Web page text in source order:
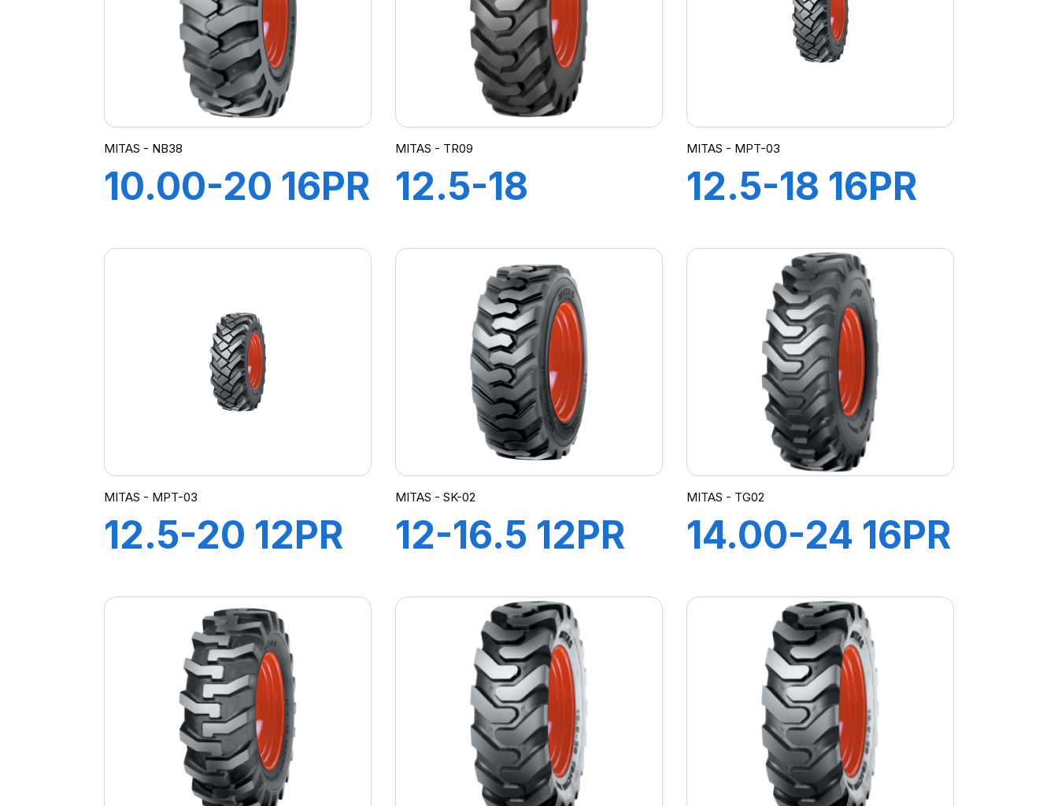
MITAS - NB38
10.00-20 16PR
MITAS - TR09
12.5-18
12PR TL TR-
09 (M-I)
MITAS - MPT-03
12.5-18 16PR
(M-I)
MITAS - MPT-03
12.5-20 12PR
(M-I)
MITAS - SK-02
12-16.5 12PR
MITAS - TG02
14.00-24 16PR